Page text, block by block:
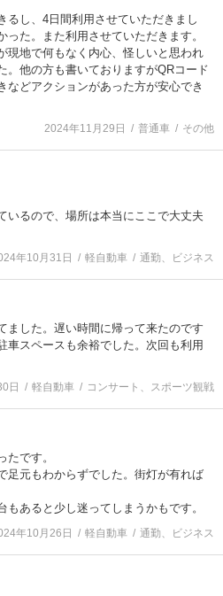
るし、4日間利用させていただきまし
た。また利用させていただきます。
現地で何もなく内心、怪しいと思われ
。他の方も書いておりますがQRコード
などアクションがあった方が安心でき
2024年11月29日 普通車 その他
いるので、場所は本当にここで大丈夫
年10月31日 軽自動車 通勤、ビジネス
ました。遅い時間に帰って来たのです
車スペースも余裕でした。次回も利用
日 軽自動車 コンサート、スポーツ観戦
です。
足元もわからずでした。街灯が有れば
あると少し迷ってしまうかもです。
年10月26日 軽自動車 通勤、ビジネス